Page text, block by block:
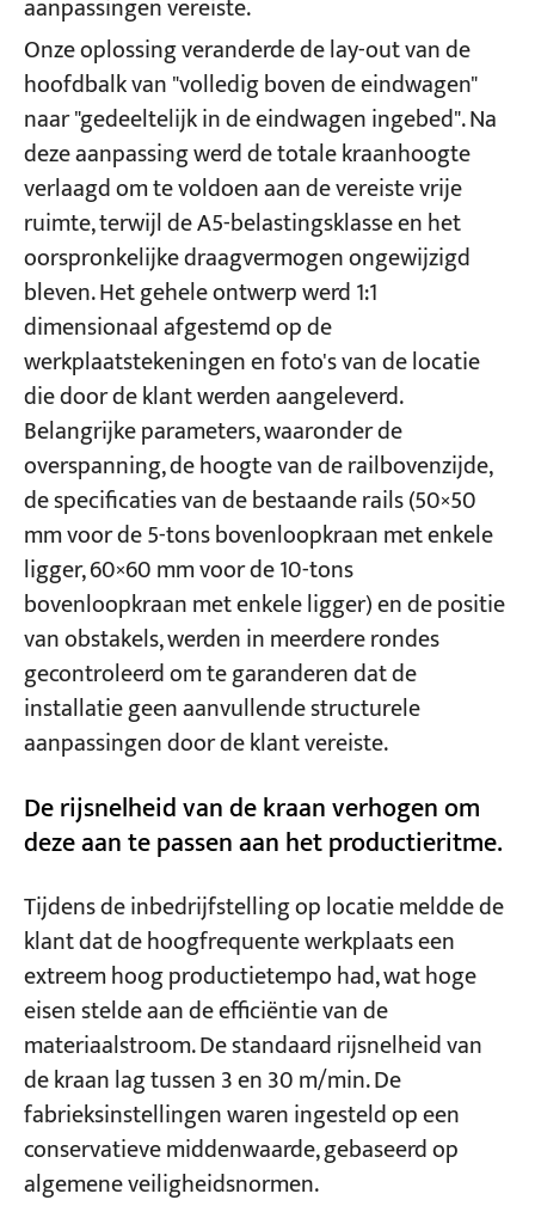
aanpassingen vereiste.
Onze oplossing veranderde de lay-out van de
hoofdbalk van "volledig boven de eindwagen"
naar "gedeeltelijk in de eindwagen ingebed". Na
deze aanpassing werd de totale kraanhoogte
verlaagd om te voldoen aan de vereiste vrije
ruimte, terwijl de A5-belastingsklasse en het
oorspronkelijke draagvermogen ongewijzigd
bleven. Het gehele ontwerp werd 1:1
dimensionaal afgestemd op de
werkplaatstekeningen en foto's van de locatie
die door de klant werden aangeleverd.
Belangrijke parameters, waaronder de
overspanning, de hoogte van de railbovenzijde,
de specificaties van de bestaande rails (50×50
mm voor de 5-tons bovenloopkraan met enkele
ligger, 60×60 mm voor de 10-tons
bovenloopkraan met enkele ligger) en de positie
van obstakels, werden in meerdere rondes
gecontroleerd om te garanderen dat de
installatie geen aanvullende structurele
aanpassingen door de klant vereiste.
De rijsnelheid van de kraan verhogen om
deze aan te passen aan het productieritme.
Tijdens de inbedrijfstelling op locatie meldde de
klant dat de hoogfrequente werkplaats een
extreem hoog productietempo had, wat hoge
eisen stelde aan de efficiëntie van de
materiaalstroom. De standaard rijsnelheid van
de kraan lag tussen 3 en 30 m/min. De
fabrieksinstellingen waren ingesteld op een
conservatieve middenwaarde, gebaseerd op
algemene veiligheidsnormen.